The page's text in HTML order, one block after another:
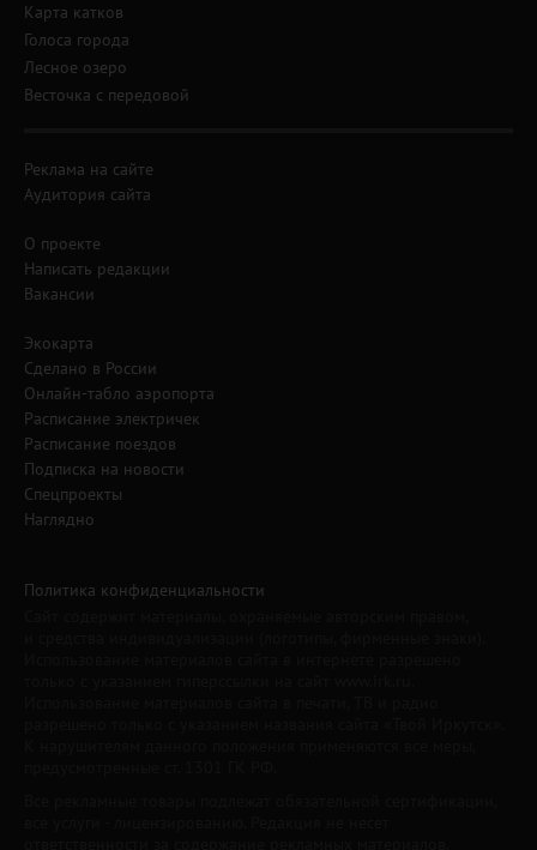
Карта катков
Голоса города
Лесное озеро
Весточка с передовой
Реклама на сайте
Аудитория сайта
О проекте
Написать редакции
Вакансии
Экокарта
Сделано в России
Онлайн-табло аэропорта
Расписание электричек
Расписание поездов
Подписка на новости
Спецпроекты
Наглядно
Политика конфиденциальности